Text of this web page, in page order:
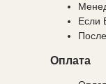
Если
Оплата